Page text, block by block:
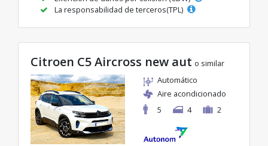
La responsabilidad de terceros(TPL)
Citroen C5 Aircross new aut o similar
Automático
Aire acondicionado
5
4 2